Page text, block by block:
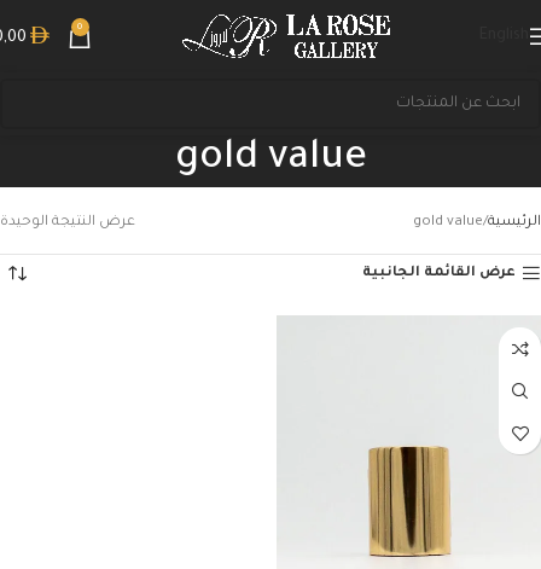
0
gold value
الرئيسية gold value عرض النتيجة الوحيدة
عرض القائمة الجانبية